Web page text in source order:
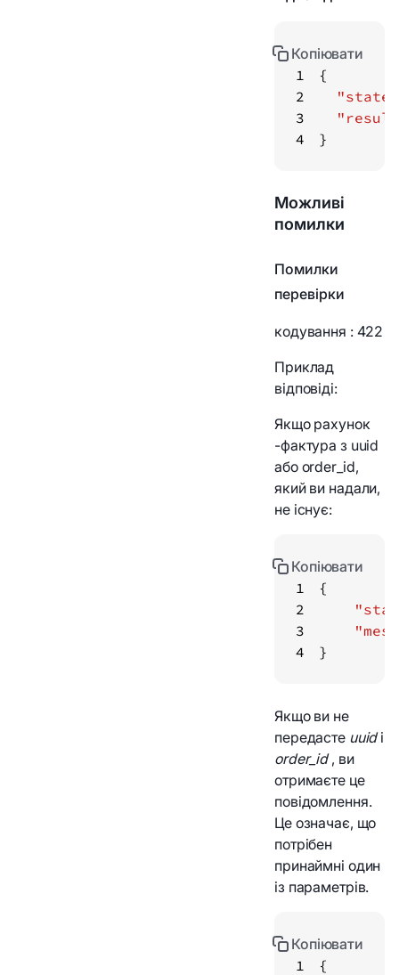
1
2
"state"
3
4
}
Копіювати
Можливі
помилки
Помилки
перевірки
кодування : 422
Приклад
відповіді:
Якщо рахунок
-фактура з uuid
або order_id,
який ви надали,
не існує:
1
2
3
4
}
Копіювати
Якщо ви не
передасте uuidі
order_id, ви
отримаєте це
повідомлення.
Це означає, що
потрібен
принаймні один
із параметрів.
1
Копіювати